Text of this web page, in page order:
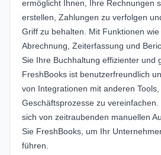
ermöglicht Ihnen, Ihre Rechnungen
erstellen, Zahlungen zu verfolgen
Griff zu behalten. Mit Funktionen
Abrechnung, Zeiterfassung und
Sie Ihre Buchhaltung effizienter und
FreshBooks ist benutzerfreundlich
von Integrationen mit anderen
Geschäftsprozesse zu
sich von zeitraubenden manuellen
Sie FreshBooks, um Ihr
führen.